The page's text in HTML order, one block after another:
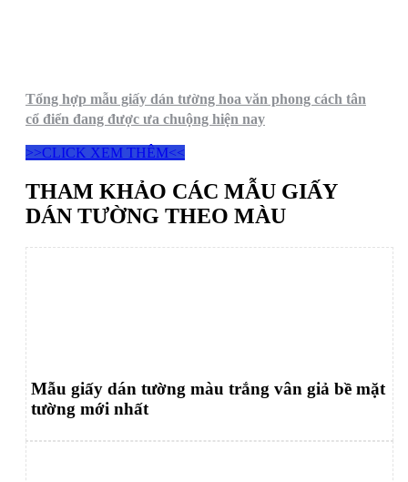
Tổng hợp mẫu giấy dán tường hoa văn phong cách tân
cổ điển đang được ưa chuộng hiện nay
>>CLICK XEM THÊM<<
THAM KHẢO CÁC MẪU GIẤY
DÁN TƯỜNG THEO MÀU
Mẫu giấy dán tường màu trắng vân giả bề mặt
tường mới nhất